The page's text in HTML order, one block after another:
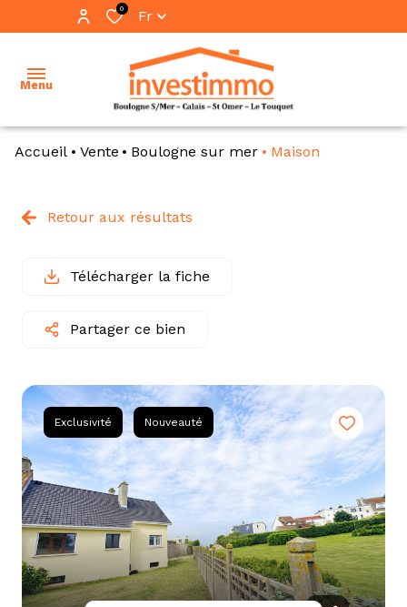
0 Fr
Menu
ventes
vente
pro
immo
tarif
estimation
Accueil Vente Boulogne sur mer Maison
Retour aux résultats
Télécharger la fiche
Partager ce bien
Exclusivité Nouveauté